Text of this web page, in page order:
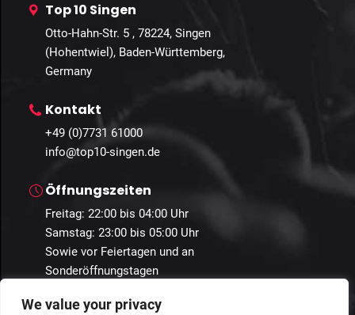
We value your privacy
Top 10 Singen
Otto-Hahn-Str. 5 , 78224, Singen
(Hohentwiel), Baden-Württemberg,
Germany
Kontakt
+49 (0)7731 61000
info@top10-singen.de
Öffnungszeiten
Freitag: 22:00 bis 04:00 Uhr
Samstag: 23:00 bis 05:00 Uhr
Sowie vor Feiertagen und an
Sonderöffnungstagen